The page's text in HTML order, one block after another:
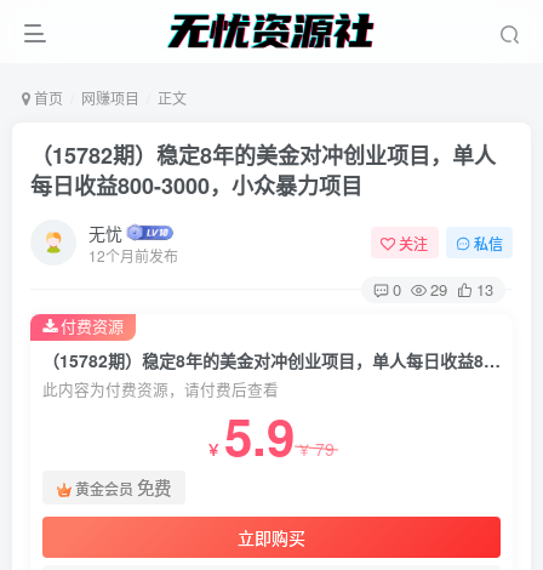
首页 网赚项目 正文
（15782期）稳定8年的美金对冲创业项目，单人
每日收益800-3000，小众暴力项目
无忧
12个月前发布
关注 私信
0 29 13
（15782期）稳定8年的美金对冲创业项目，单人每日收益800-3000，小众暴力项目
此内容为付费资源，请付费后查看
￥ 5.9￥79
黄金会员 免费
立即购买
付费资源